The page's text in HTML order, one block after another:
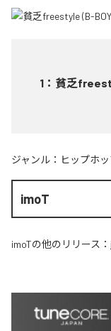
1 ： 貧乏
ジャンル： ヒップホ
imoT
imoTの他のリリース：